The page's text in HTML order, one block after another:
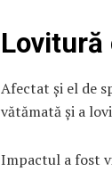
Afectat și el de
vătămată și a
Impactul a fost